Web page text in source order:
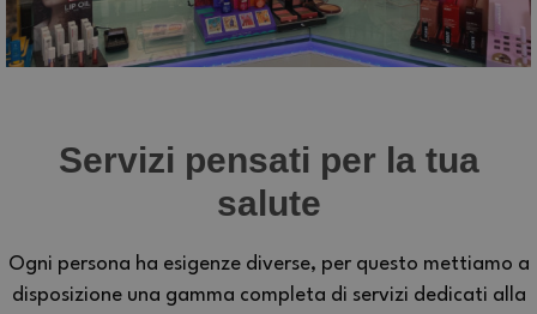
Servizi pensati per la tua
salute
Ogni persona ha esigenze diverse, per questo mettiamo a
disposizione una gamma completa di servizi dedicati alla